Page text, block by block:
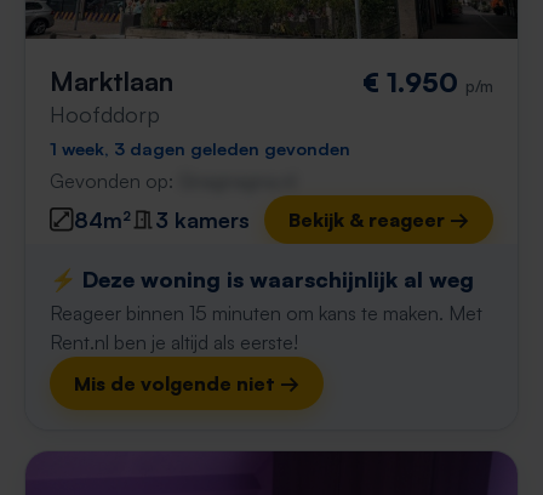
Marktlaan
Hoofddorp
€ 1.950 p/m
1 week, 3 dagen geleden gevonden
Gevonden op:
84m² 3 kamers Bekijk & reageer →
⚡️ Deze woning is waarschijnlijk al weg
Reageer binnen 15 minuten om kans te maken. Met
Rent.nl ben je altijd als eerste!
Mis de volgende niet →